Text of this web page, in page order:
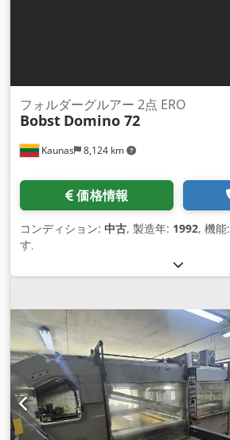
Kaunas 8,124 km
フォルダーグルアー 2点 ERO
Bobst Domino 72
価格情報
コンディション: 中古, 製造年: 1992, 機能:
す,